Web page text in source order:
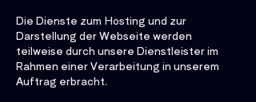
Die Dienste zum Hosting und zur
Darstellung der Webseite werden
teilweise durch unsere Dienstleister im
Rahmen einer Verarbeitung in unserem
Auftrag erbracht.